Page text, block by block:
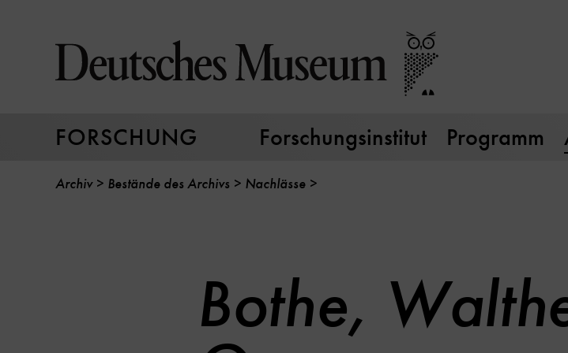
Seiteninhalt
springen
FORSCHUNG Forschungsinstitut Programm
Archiv Bestände des Archivs Nachlässe
Bothe,